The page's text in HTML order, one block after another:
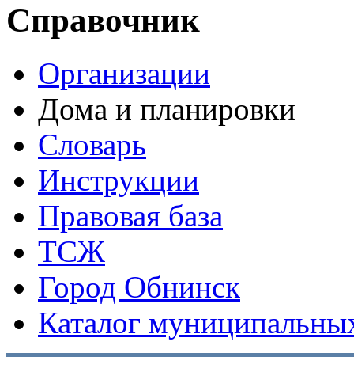
Справочник
Организации
Дома и планировки
Словарь
Инструкции
Правовая база
ТСЖ
Город Обнинск
Каталог